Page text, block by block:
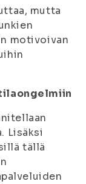
mutta
motivoivan
Lisäksi
tällä